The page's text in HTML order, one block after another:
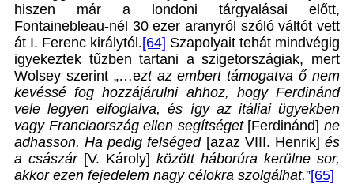
hiszen már a londoni tárgyalásai előtt,
Fontainebleau-nél 30 ezer aranyról szóló váltót vett
át I. Ferenc királytól.[64] Szapolyait tehát mindvégig
igyekeztek tűzben tartani a szigetországiak, mert
Wolsey szerint „…ezt az embert támogatva ő nem
kevéssé fog hozzájárulni ahhoz, hogy Ferdinánd
vele legyen elfoglalva, és így az itáliai ügyekben
vagy Franciaország ellen segítséget [Ferdinánd]ne
adhasson. Ha pedig felséged[azaz VIII. Henrik] és
a császár [V. Károly] között háborúra kerülne sor,
akkor ezen fejedelem nagy célokra szolgálhat.”[65]